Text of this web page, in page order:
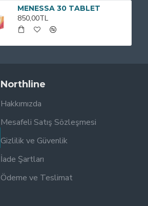
MENESSA 30 TABLET
850,00TL
Northline
Hakkımızda
Mesafeli Satış Sözleşmesi
Gizlilik ve Güvenlik
İade Şartları
Ödeme ve Teslimat